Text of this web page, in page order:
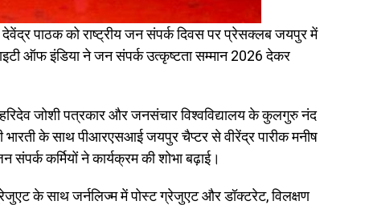
पाठक को राष्ट्रीय जन संपर्क दिवस पर प्रेसक्लब जयपुर में
ऑफ इंडिया ने जन संपर्क उत्कृष्टता सम्मान 2026 देकर
जोशी पत्रकार और जनसंचार विश्वविद्यालय के कुलगुरु नंद
भारती के साथ पीआरएसआई जयपुर चैप्टर से वीरेंद्र पारीक मनीष
कर्मियों ने कार्यक्रम की शोभा बढ़ाई।
के साथ जर्नलिज्म में पोस्ट ग्रेजुएट और डॉक्टरेट, विलक्षण